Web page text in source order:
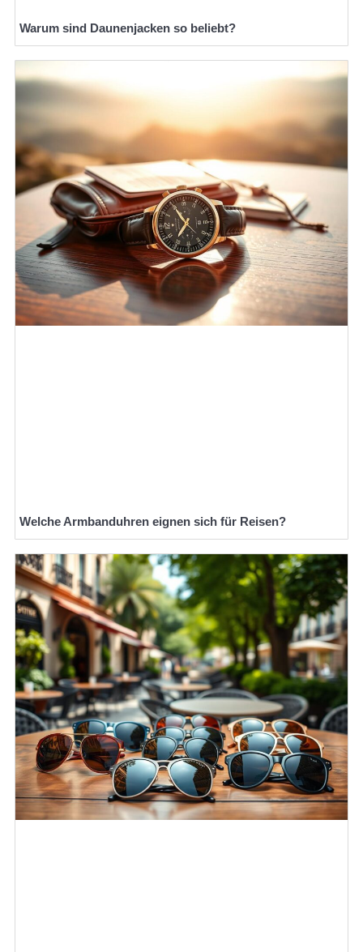
Warum sind Daunenjacken so beliebt?
Welche Armbanduhren eignen sich für Reisen?